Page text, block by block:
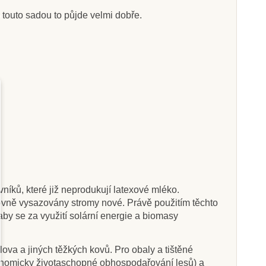
sadou to půjde velmi dobře.
které již neprodukují latexové mléko.
vysazovány stromy nové. Právě použitím těchto
se za využití solární energie a biomasy
a jiných těžkých kovů. Pro obaly a tištěné
životaschopné obhospodařování lesů) a